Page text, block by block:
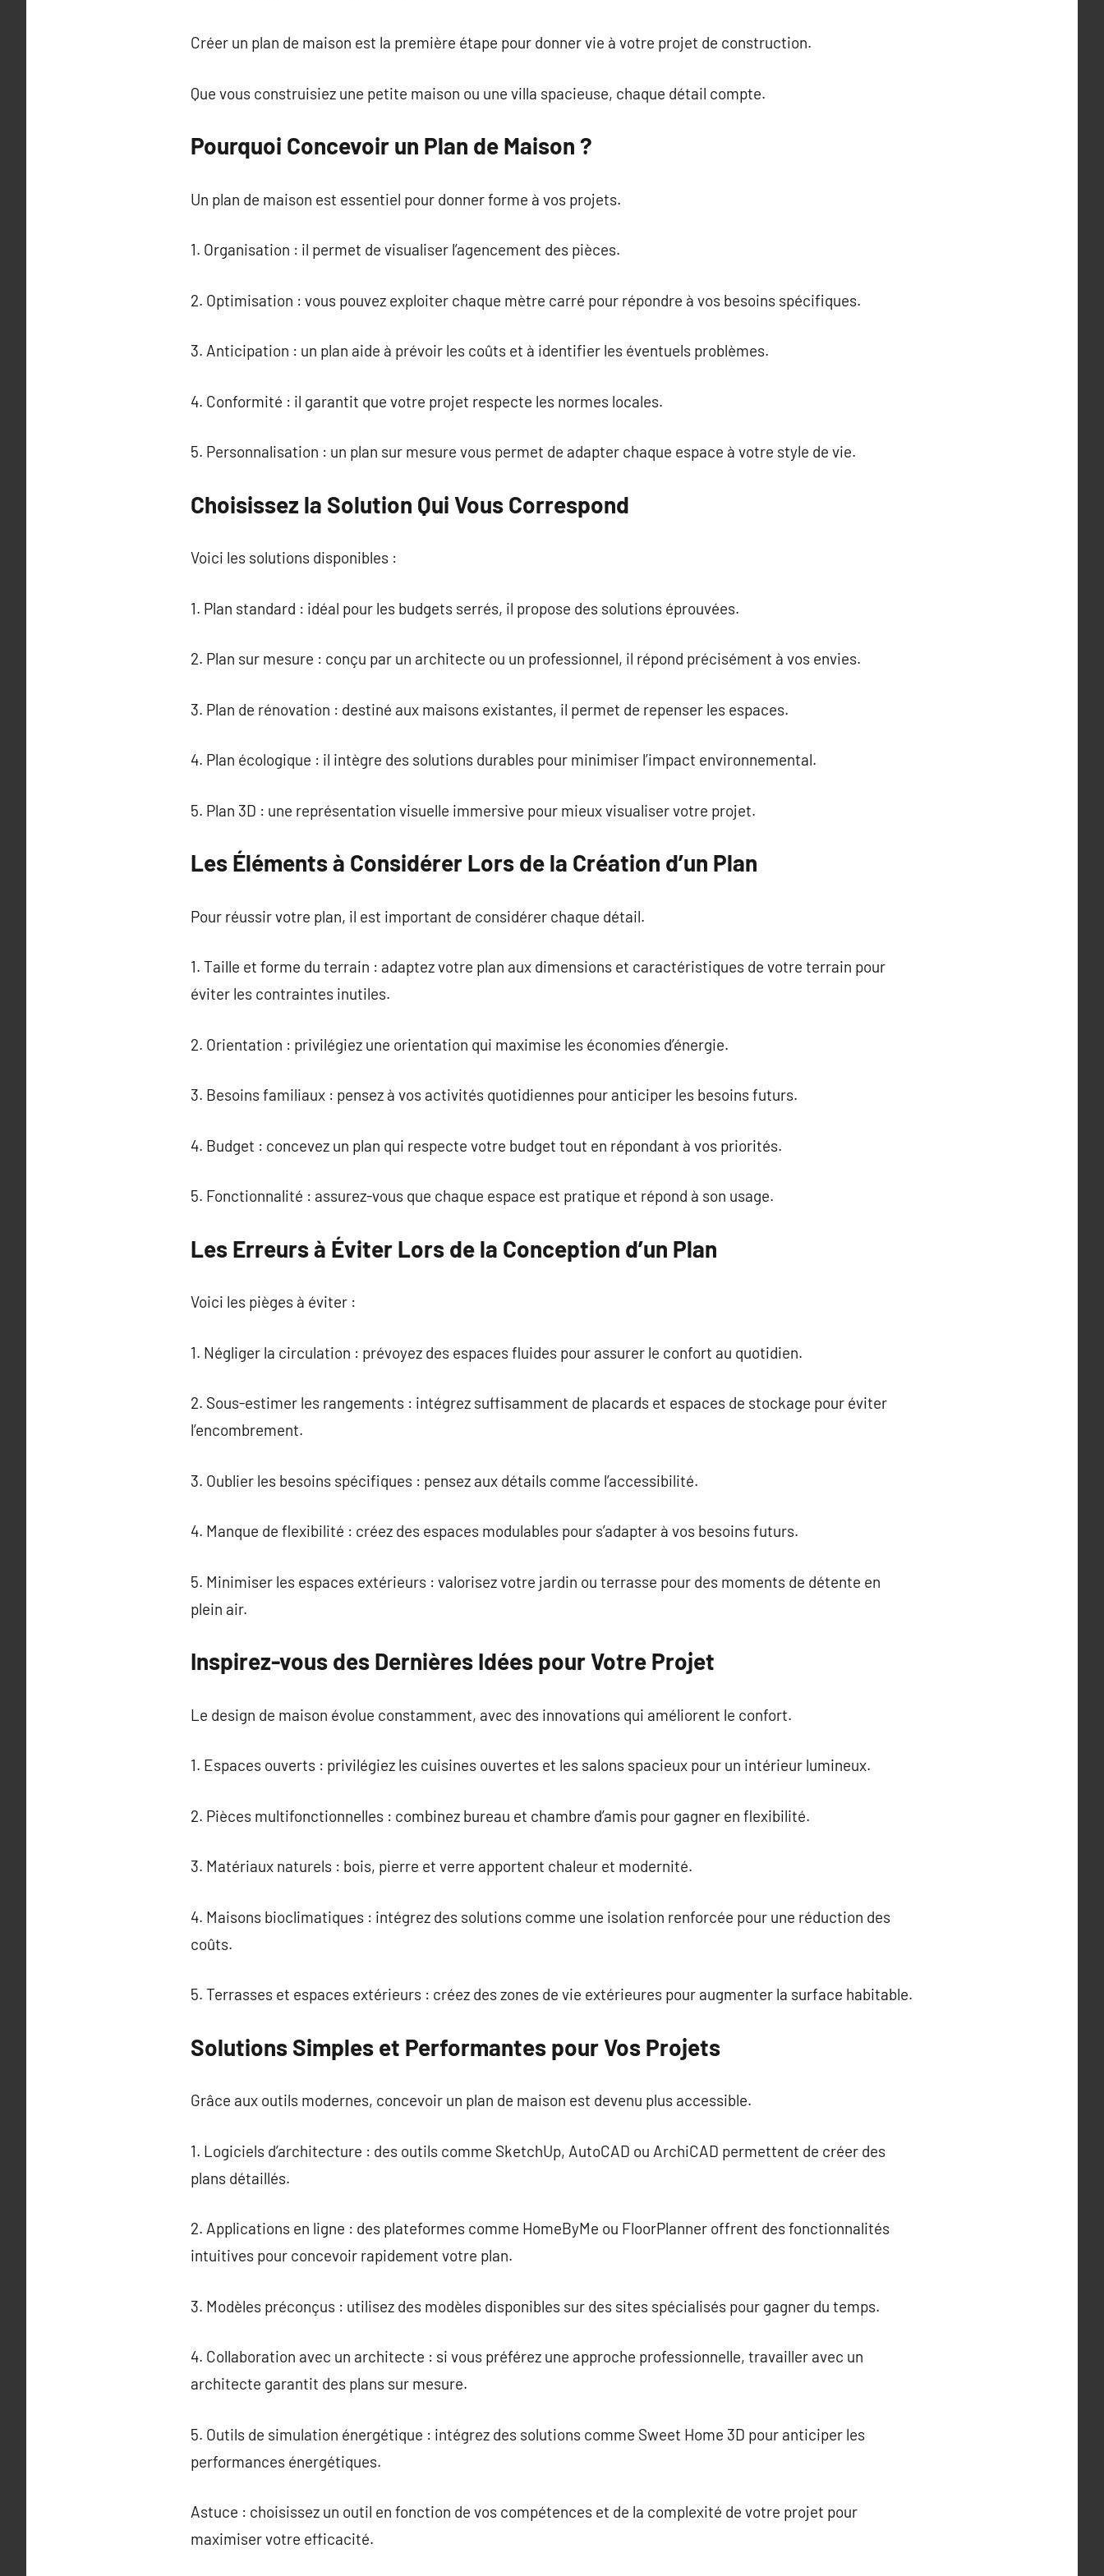
Créer un plan de maison est la première étape pour donner vie à votre projet de construction.
Que vous construisiez une petite maison ou une villa spacieuse, chaque détail compte.
Pourquoi Concevoir un Plan de Maison ?
Un plan de maison est essentiel pour donner forme à vos projets.
1. Organisation : il permet de visualiser l’agencement des pièces.
2. Optimisation : vous pouvez exploiter chaque mètre carré pour répondre à vos besoins spécifiques.
3. Anticipation : un plan aide à prévoir les coûts et à identifier les éventuels problèmes.
4. Conformité : il garantit que votre projet respecte les normes locales.
5. Personnalisation : un plan sur mesure vous permet de adapter chaque espace à votre style de vie.
Choisissez la Solution Qui Vous Correspond
Voici les solutions disponibles :
1. Plan standard : idéal pour les budgets serrés, il propose des solutions éprouvées.
2. Plan sur mesure : conçu par un architecte ou un professionnel, il répond précisément à vos envies.
3. Plan de rénovation : destiné aux maisons existantes, il permet de repenser les espaces.
4. Plan écologique : il intègre des solutions durables pour minimiser l’impact environnemental.
5. Plan 3D : une représentation visuelle immersive pour mieux visualiser votre projet.
Les Éléments à Considérer Lors de la Création d’un Plan
Pour réussir votre plan, il est important de considérer chaque détail.
1. Taille et forme du terrain : adaptez votre plan aux dimensions et caractéristiques de votre terrain pour
éviter les contraintes inutiles.
2. Orientation : privilégiez une orientation qui maximise les économies d’énergie.
3. Besoins familiaux : pensez à vos activités quotidiennes pour anticiper les besoins futurs.
4. Budget : concevez un plan qui respecte votre budget tout en répondant à vos priorités.
5. Fonctionnalité : assurez-vous que chaque espace est pratique et répond à son usage.
Les Erreurs à Éviter Lors de la Conception d’un Plan
Voici les pièges à éviter :
1. Négliger la circulation : prévoyez des espaces fluides pour assurer le confort au quotidien.
2. Sous-estimer les rangements : intégrez suffisamment de placards et espaces de stockage pour éviter
l’encombrement.
3. Oublier les besoins spécifiques : pensez aux détails comme l’accessibilité.
4. Manque de flexibilité : créez des espaces modulables pour s’adapter à vos besoins futurs.
5. Minimiser les espaces extérieurs : valorisez votre jardin ou terrasse pour des moments de détente en
plein air.
Inspirez-vous des Dernières Idées pour Votre Projet
Le design de maison évolue constamment, avec des innovations qui améliorent le confort.
1. Espaces ouverts : privilégiez les cuisines ouvertes et les salons spacieux pour un intérieur lumineux.
2. Pièces multifonctionnelles : combinez bureau et chambre d’amis pour gagner en flexibilité.
3. Matériaux naturels : bois, pierre et verre apportent chaleur et modernité.
4. Maisons bioclimatiques : intégrez des solutions comme une isolation renforcée pour une réduction des
coûts.
5. Terrasses et espaces extérieurs : créez des zones de vie extérieures pour augmenter la surface habitable.
Solutions Simples et Performantes pour Vos Projets
Grâce aux outils modernes, concevoir un plan de maison est devenu plus accessible.
1. Logiciels d’architecture : des outils comme SketchUp, AutoCAD ou ArchiCAD permettent de créer des
plans détaillés.
2. Applications en ligne : des plateformes comme HomeByMe ou FloorPlanner offrent des fonctionnalités
intuitives pour concevoir rapidement votre plan.
3. Modèles préconçus : utilisez des modèles disponibles sur des sites spécialisés pour gagner du temps.
4. Collaboration avec un architecte : si vous préférez une approche professionnelle, travailler avec un
architecte garantit des plans sur mesure.
5. Outils de simulation énergétique : intégrez des solutions comme Sweet Home 3D pour anticiper les
performances énergétiques.
Astuce : choisissez un outil en fonction de vos compétences et de la complexité de votre projet pour
maximiser votre efficacité.